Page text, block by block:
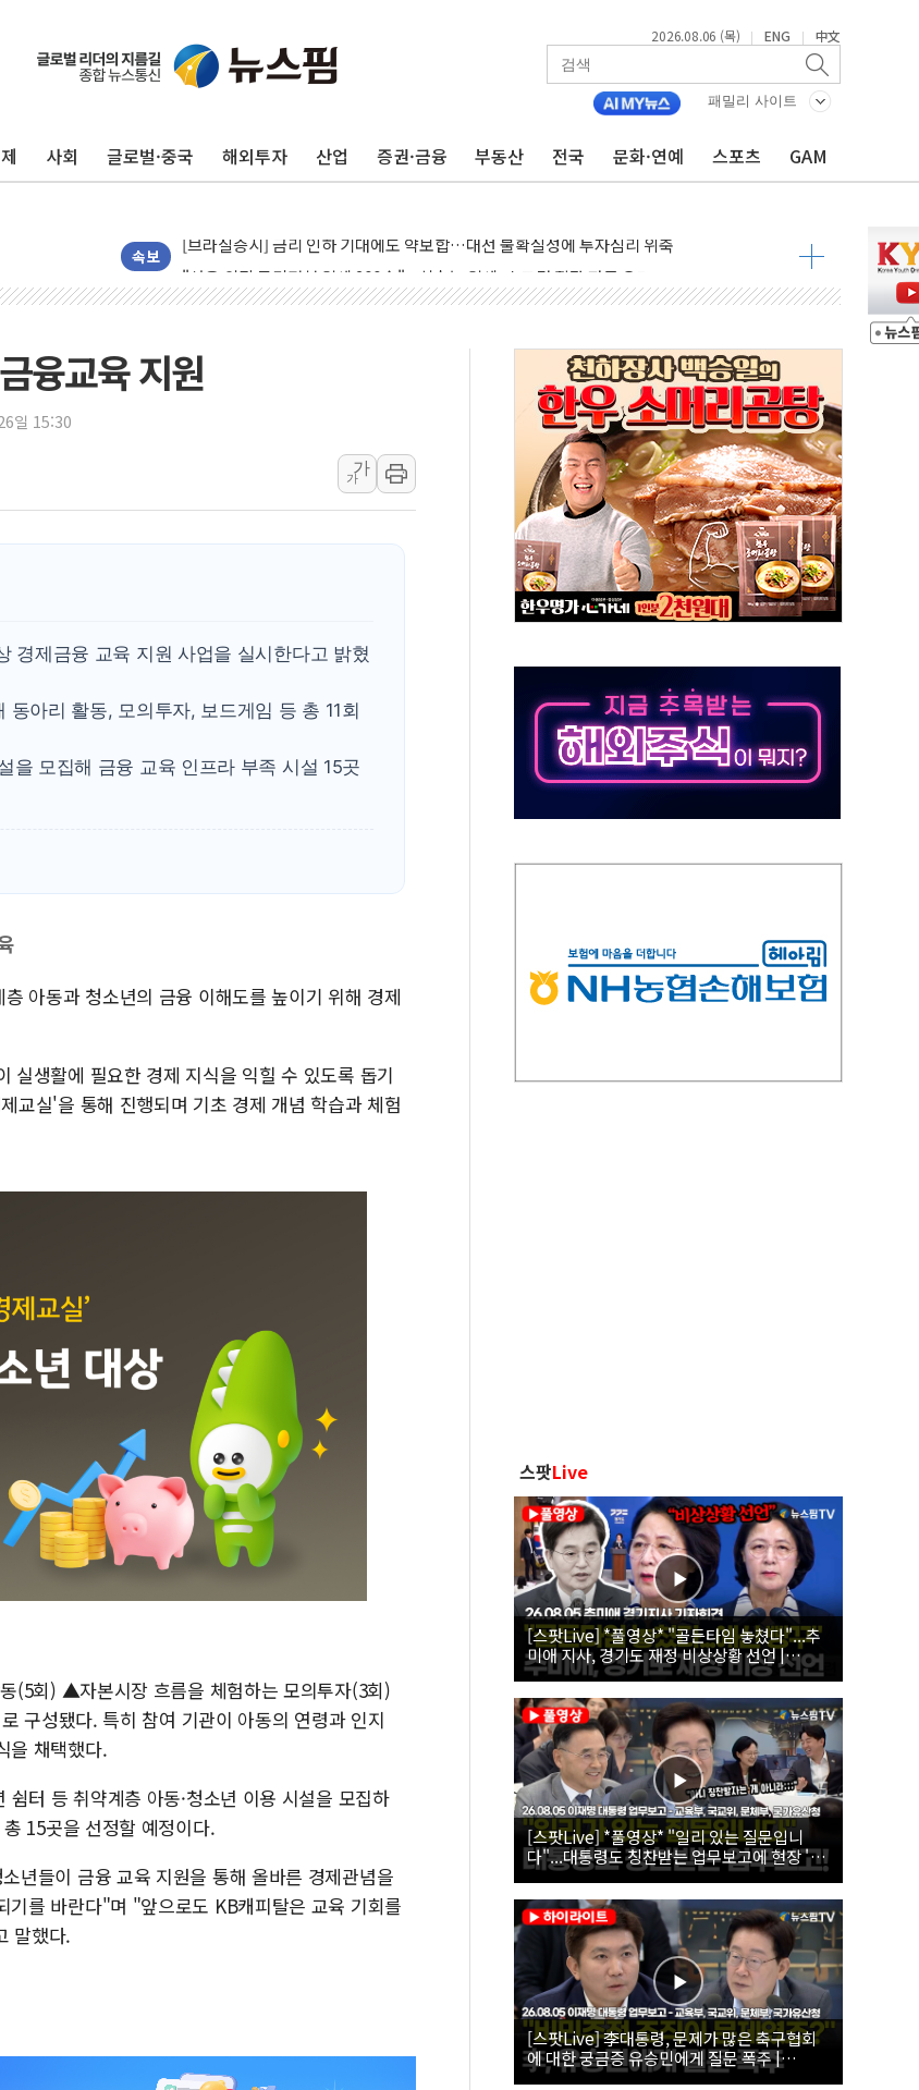
2026.08.06 (목) | ENG | 中文
패밀리 사이트
사회 글로벌·중국 해외투자 산업 증권·금융 부동산 전국 문화·연예 스포츠 GAM
속보
"곤드레도 AI로 판다"…성신여대, 영월 소상공인 디지털 전환 나선다
공개 사의 정성호에 "잘 버티라" 만류한 李대통령…"형소법 보완 방법 찾아달라" 주문도
[장욱희의 중장년 취업에세이] 여성 근로자, 육아로 경력 단절…기업 인재 전략 재정립 필요
[오늘날씨] 한낮 39도 폭염 계속…전북·제주 비소식
"서울 외곽 국민평형 월세 200↑"...치솟는 월세, 수도권 집값 자극 우려
롯데하이마트, 8월에도 LG가전 최대 700만원 할인
한경협 "에너지 위기 반복…탈탄소 설비 전환 지원 강화해야"
G80 누유·아반떼 화재 발생 가능성…4개 업체 51만여대 리콜
[채권/외환] 미 국채금리·달러 동반 하락…유가 안정에 9월 금리 인상 기대 '후퇴'
뉴욕증시, 혼조 마감…'사상 최고' 다우지수 5거래일 연속 랠리
트럼프 행정부, 폴리실리콘 파생제품에 15% 관세 부과 추진
[민주 당권주자 일정] 송영길·정청래·김민석 후보 - 8월 6일
[오늘의 국회일정] 세미나·기자회견·주요 정당 - 8월 6일
이란 "美 추가 공격 시 걸프국 에너지시설 타격" 초강수
이란, 오만과 호르무즈 항로 합의…재개방 협상 '속도'
융교육 지원
일 15:30
가
가
경제금융 교육 지원 사업을 실시한다고 밝혔
아리 활동, 모의투자, 보드게임 등 총 11회
을 모집해 금융 교육 인프라 부족 시설 15곳
아동과 청소년의 금융 이해도를 높이기 위해 경제
실생활에 필요한 경제 지식을 익힐 수 있도록 돕기
교실'을 통해 진행되며 기초 경제 개념 학습과 체험
(5회) ▲자본시장 흐름을 체험하는 모의투자(3회)
구성됐다. 특히 참여 기관이 아동의 연령과 인지
을 채택했다.
터 등 취약계층 아동·청소년 이용 시설을 모집하
15곳을 선정할 예정이다.
년들이 금융 교육 지원을 통해 올바른 경제관념을
를 바란다"며 "앞으로도 KB캐피탈은 교육 기회를
말했다.
스팟Live
[스팟Live] *풀영상* "골든타임 놓쳤다"...추
미애 지사, 경기도 재정 비상상황 선언 |
26.08.05 추미애 경기지사 기자회견
[스팟Live] *풀영상* "일리 있는 질문입니
다"...대통령도 칭찬받는 업무보고에 현장 '빵'
| 26.08.05 이재명 대통령 업무보고 - 교육부,
국교위, 문체부, 국가유산청
[스팟Live] 李대통령, 문제가 많은 축구협회
에 대한 궁금증 유승민에게 질문 폭주 |
26.08.05 이재명 대통령 업무보고 - 교육부, 국